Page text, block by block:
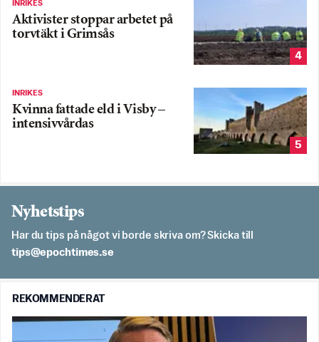
INRIKES
Aktivister stoppar arbetet på
torvtäkt i Grimsås
4
INRIKES
Kvinna fattade eld i Visby –
intensivvårdas
5
Nyhetstips
Har du tips på något vi borde skriva om? Skicka till
es.semithcope@spit
REKOMMENDERAT